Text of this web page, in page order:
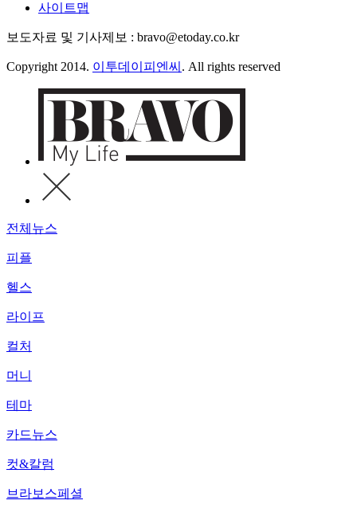
사이트맵
보도자료 및 기사제보 : bravo@etoday.co.kr
Copyright 2014. 이투데이피엔씨 . All rights reserved
전체뉴스
피플
헬스
라이프
컬처
머니
테마
카드뉴스
컷&칼럼
브라보스페셜